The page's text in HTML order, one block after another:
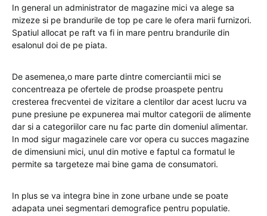
In general un administrator de magazine mici va alege sa
mizeze si pe brandurile de top pe care le ofera marii furnizori.
Spatiul allocat pe raft va fi in mare pentru brandurile din
esalonul doi de pe piata.
De asemenea,o mare parte dintre comerciantii mici se
concentreaza pe ofertele de prodse proaspete pentru
cresterea frecventei de vizitare a clentilor dar acest lucru va
pune presiune pe expunerea mai multor categorii de alimente
dar si a categoriilor care nu fac parte din domeniul alimentar.
In mod sigur magazinele care vor opera cu succes magazine
de dimensiuni mici, unul din motive e faptul ca formatul le
permite sa targeteze mai bine gama de consumatori.
In plus se va integra bine in zone urbane unde se poate
adapata unei segmentari demografice pentru populatie.